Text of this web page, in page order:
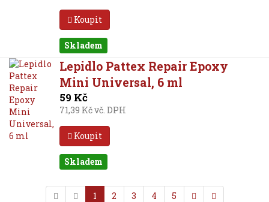
Koupit
Skladem
Lepidlo Pattex Repair Epoxy
Mini Universal, 6 ml
59 Kč
71,39 Kč vč. DPH
Koupit
Skladem
1 2 3 4 5